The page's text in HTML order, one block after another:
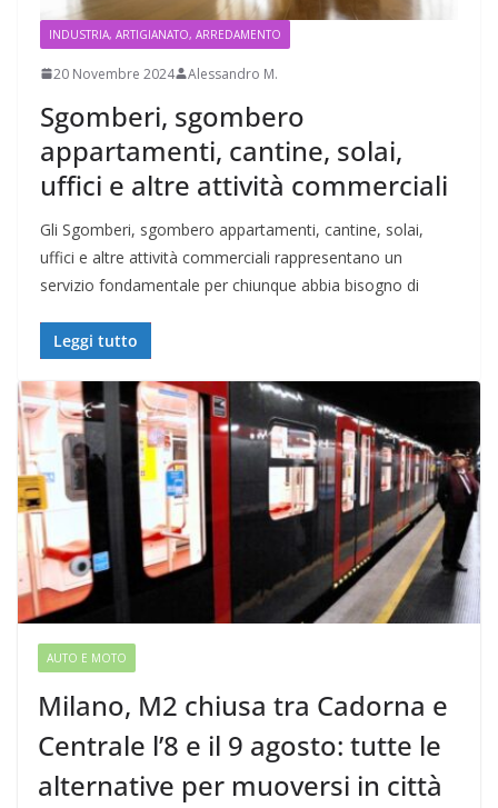
INDUSTRIA, ARTIGIANATO, ARREDAMENTO
20 Novembre 2024 Alessandro M.
Sgomberi, sgombero
appartamenti, cantine, solai,
uffici e altre attività commerciali
Gli Sgomberi, sgombero appartamenti, cantine, solai,
uffici e altre attività commerciali rappresentano un
servizio fondamentale per chiunque abbia bisogno di
Leggi tutto
AUTO E MOTO
Milano, M2 chiusa tra Cadorna e
Centrale l’8 e il 9 agosto: tutte le
alternative per muoversi in città